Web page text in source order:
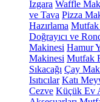
Izgara Waffle
ve Tava Pizza
Hazırlama Mutfak
Doğrayıcı ve
Makinesi Hamur
Makinesi Mutfak
Sıkacağı Çay
Isıtıcılar Katı
Cezve Küçük Ev